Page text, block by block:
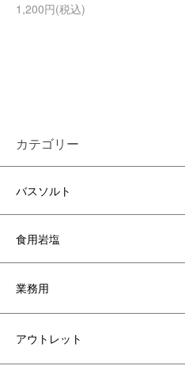
1,200円(税込)
カテゴリー
バスソルト
食用岩塩
業務用
アウトレット